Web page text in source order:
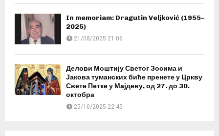
In memoriam: Dragutin Veljković (1955–
2025)
21/08/2025 21:06
Делови Моштију Светог Зосима и
Јакова туманских биће пренете у Цркву
Свете Петке у Мајдеву, од 27. до 30.
октобра
25/10/2025 22:45